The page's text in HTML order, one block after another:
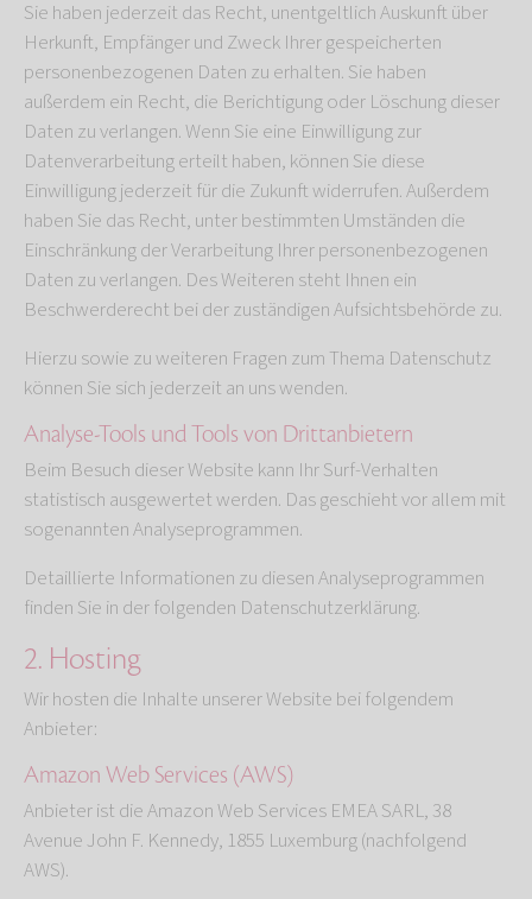
Sie haben jederzeit das Recht, unentgeltlich Auskunft über
Herkunft, Empfänger und Zweck Ihrer gespeicherten
personenbezogenen Daten zu erhalten. Sie haben
außerdem ein Recht, die Berichtigung oder Löschung dieser
Daten zu verlangen. Wenn Sie eine Einwilligung zur
Datenverarbeitung erteilt haben, können Sie diese
Einwilligung jederzeit für die Zukunft widerrufen. Außerdem
haben Sie das Recht, unter bestimmten Umständen die
Einschränkung der Verarbeitung Ihrer personenbezogenen
Daten zu verlangen. Des Weiteren steht Ihnen ein
Beschwerderecht bei der zuständigen Aufsichtsbehörde zu.
Hierzu sowie zu weiteren Fragen zum Thema Datenschutz
können Sie sich jederzeit an uns wenden.
Analyse-Tools und Tools von Dritt­anbietern
Beim Besuch dieser Website kann Ihr Surf-Verhalten
statistisch ausgewertet werden. Das geschieht vor allem mit
sogenannten Analyseprogrammen.
Detaillierte Informationen zu diesen Analyseprogrammen
finden Sie in der folgenden Datenschutzerklärung.
2. Hosting
Wir hosten die Inhalte unserer Website bei folgendem
Anbieter:
Amazon Web Services (AWS)
Anbieter ist die Amazon Web Services EMEA SARL, 38
Avenue John F. Kennedy, 1855 Luxemburg (nachfolgend
AWS).